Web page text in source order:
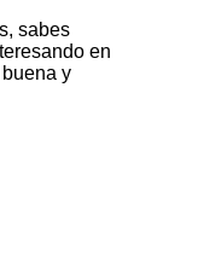
sabes
en
y